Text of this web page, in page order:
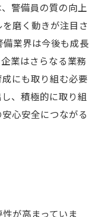
警備員の質の向上
磨く動きが注目さ
業界は今後も成長
業はさらなる業務
にも取り組む必要
、積極的に取り組
心安全につながる
が高まっていま